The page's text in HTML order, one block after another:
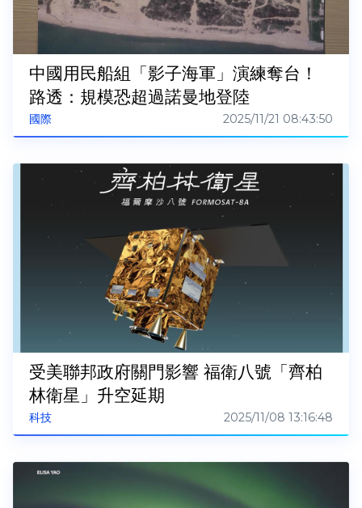
國際
中國用民船組「影子海軍」演練奪台！
路透：規模恐超過諾曼地登陸
2025/11/21 08:43:50
科技
受美聯邦政府關門影響 福衛八號「齊柏
林衛星」升空延期
2025/11/08 13:16:48